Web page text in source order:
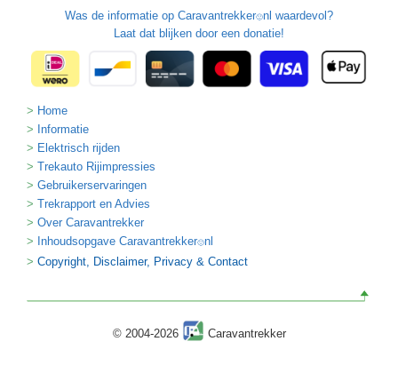
Was de informatie op Caravantrekker🙂nl waardevol?
Laat dat blijken door een donatie!
Home
Informatie
Elektrisch rijden
Trekauto Rijimpressies
Gebruikerservaringen
Trekrapport en Advies
Over Caravantrekker
Inhoudsopgave Caravantrekker🙂nl
Copyright, Disclaimer, Privacy & Contact
© 2004-2026 Caravantrekker